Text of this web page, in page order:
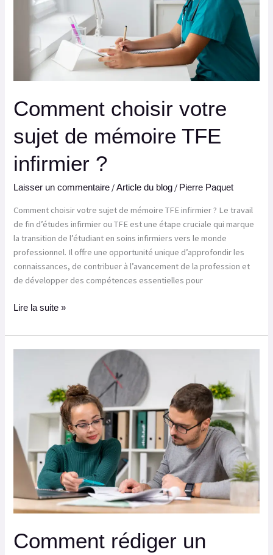
Comment choisir votre
sujet de mémoire TFE
infirmier ?
Laisser un commentaire /Article du blog / Pierre Paquet
Comment choisir votre sujet de mémoire TFE infirmier ? Le travail
de fin d’études infirmier ou TFE est une étape cruciale qui marque
la transition de l’étudiant en soins infirmiers vers le monde
professionnel. Il offre une opportunité unique d’approfondir les
connaissances, de contribuer à l’avancement de la profession et
de développer des compétences essentielles pour
infirmier ?
Lire la suite »
Comment rédiger un
d’alternance ?